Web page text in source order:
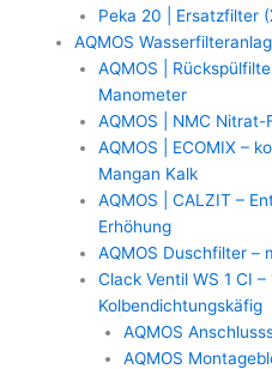
Peka 20 | Ersatzfilter
AQMOS
AQMOS |
Manometer
AQMOS | NMC Nitrat-
AQMOS | ECOMIX –
Mangan Kalk
AQMOS | CALZIT –
Erhöhung
AQMOS Duschfilter –
Clack Ventil WS 1 CI
Kolbendichtungskäfig
AQMOS
AQMOS